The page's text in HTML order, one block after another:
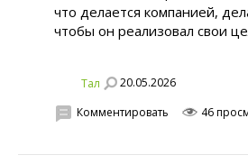
что делается компанией,
чтобы он реализовал свои
Тал 20.05.2026
Комментировать 46